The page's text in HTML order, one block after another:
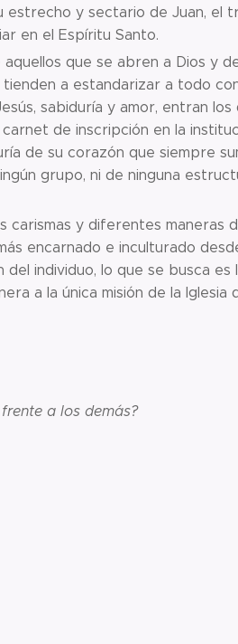
y sectario de Juan, el
en el Espíritu Santo.
que se abren a Dios y
a estandarizar a todo
sabiduría y amor, entran
de inscripción en la
de su corazón que siempre
grupo, ni de ninguna
carismas y diferentes maneras
encarnado e inculturado
individuo, lo que se busca
a la única misión de la Iglesia
a los demás?